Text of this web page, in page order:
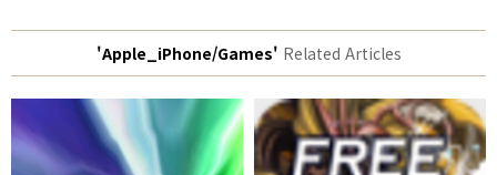
'Apple_iPhone/Games' Related Articles